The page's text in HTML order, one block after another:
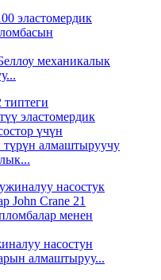
механикалык
алмаштыруучу
насостун
алмаштыруу...